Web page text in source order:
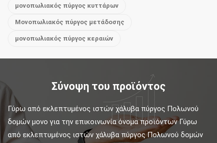
μονοπωλιακός πύργος κυττάρων
Μονοπωλιακός πύργος μετάδοσης
μονοπωλιακός πύργος κεραιών
Σύνοψη του προϊόντος
Γύρω από εκλεπτυμένος ιστών χάλυβα πύργος Πολωνού
δομών μονο για την επικοινωνία όνομα προϊόντων Γύρω
από εκλεπτυμένος ιστών χάλυβα πύργος Πολωνού δομών